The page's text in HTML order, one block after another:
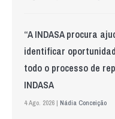
“A INDASA procura
identificar
todo o processo de
INDASA
4 Ago. 2026 | Nádia Conceição